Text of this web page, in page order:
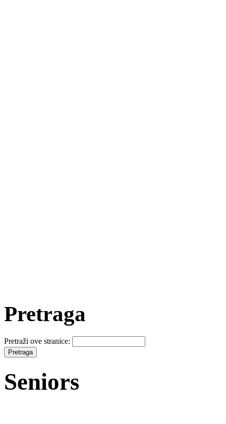
Pretraga
Pretraži ove stranice:
Seniors